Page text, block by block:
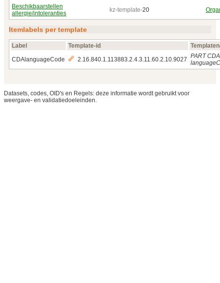
Beschikbaarstellen
allergie/intoleranties
kz-template-20
Itemlabels per template
Label Template-id
CDAlanguageCode
2.16.840.1.113883.2.4.3.11.60.2.10.9027 PART CDA
Datasets, codes, OID's en Regels: deze informatie wordt gebruikt voor
weergave- en validatiedoeleinden.